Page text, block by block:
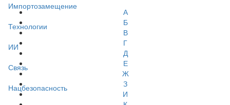
Импортозамещение
Технологии
ИИ
Связь
Нацбезопасность
А
Б
В
Г
Д
Е
Ж
З
И